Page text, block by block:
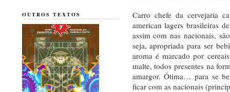
Carro chefe da cervejaria
american lagers brasileiras
assim com nas nacionais,
seja, apropriada para ser
aroma é marcado por
malte, todos presentes na
amargor. Ótima… para se
ficar com as nacionais
OUTROS TEXTOS